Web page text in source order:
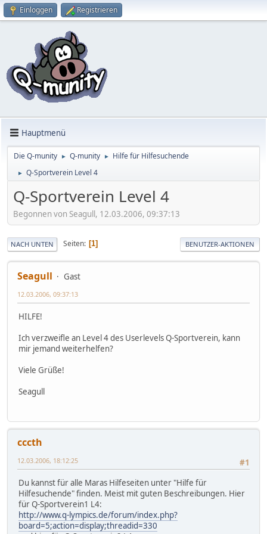
Einloggen Registrieren
Hauptmenü
Die Q-munity ► Q-munity ► Hilfe für Hilfesuchende
► Q-Sportverein Level 4
Q-Sportverein Level 4
Begonnen von Seagull, 12.03.2006, 09:37:13
NACH UNTEN Seiten 1 BENUTZER-AKTIONEN
Seagull Gast
12.03.2006, 09:37:13
HILFE!
Ich verzweifle an Level 4 des Userlevels Q-Sportverein, kann
mir jemand weiterhelfen?
Viele Grüße!
Seagull
cccth
#1
12.03.2006, 18:12:25
Du kannst für alle Maras Hilfeseiten unter "Hilfe für
Hilfesuchende" finden. Meist mit guten Beschreibungen. Hier
für Q-Sportverein1 L4:
http://www.q-lympics.de/forum/index.php?
board=5;action=display;threadid=330